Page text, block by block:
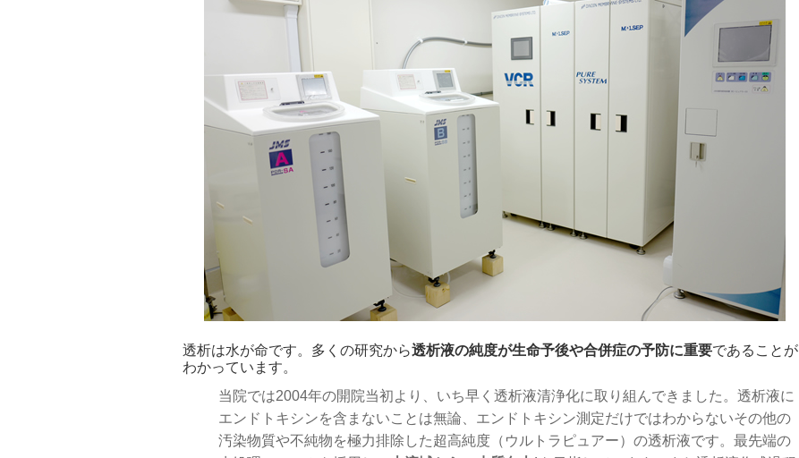
透析は水が命です。多くの研究から透析液の純度が生命予後や合併症の予防に重要であることが
わかっています。
当院では2004年の開院当初より、いち早く透析液清浄化に取り組んできました。透析液に
エンドトキシンを含まないことは無論、エンドトキシン測定だけではわからないその他の
汚染物質や不純物を極力排除した超高純度（ウルトラピュアー）の透析液です。最先端の